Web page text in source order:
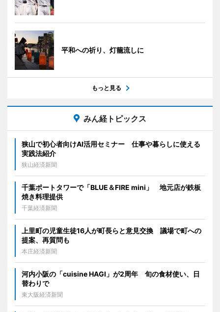
平和への祈り、灯籠流しに
もっと見る
みん経トピックス
狭山で初心者向けAI活用セミナー 仕事や暮らしに使える
実践法紹介
狭山経済新聞
千葉ポートタワーで「BLUE＆FIRE mini」 地元店が鉄板
焼き料理提供
千葉経済新聞
上里町の児童生徒16人が町長らと意見交換 議場で町への
提案、再質問も
本庄経済新聞
河内小阪の「cuisine HAGI」が2周年 旬の食材使い、日
替わりで
東大阪経済新聞